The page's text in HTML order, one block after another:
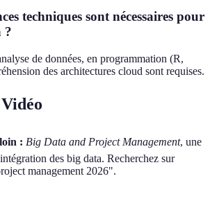
techniques sont nécessaires pour
?
de données, en programmation (R,
des architectures cloud sont requises.
: Big Data and Project Management, une
des big data. Recherchez sur
management 2026".